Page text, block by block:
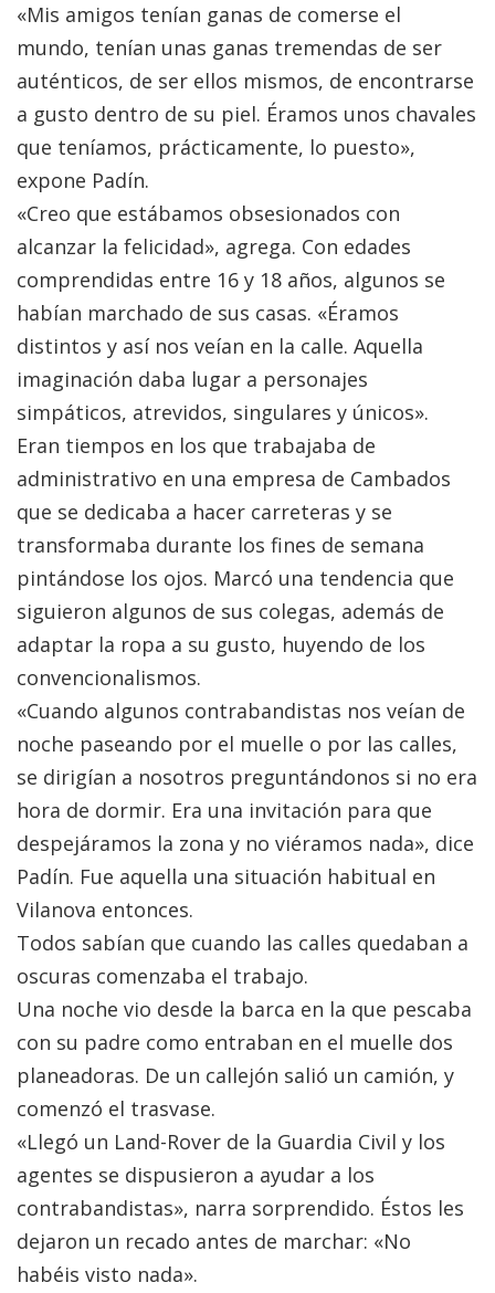
«Mis amigos tenían ganas de comerse el
mundo, tenían unas ganas tremendas de ser
auténticos, de ser ellos mismos, de encontrarse
a gusto dentro de su piel. Éramos unos chavales
que teníamos, prácticamente, lo puesto»,
expone Padín.
«Creo que estábamos obsesionados con
alcanzar la felicidad», agrega. Con edades
comprendidas entre 16 y 18 años, algunos se
habían marchado de sus casas. «Éramos
distintos y así nos veían en la calle. Aquella
imaginación daba lugar a personajes
simpáticos, atrevidos, singulares y únicos».
Eran tiempos en los que trabajaba de
administrativo en una empresa de Cambados
que se dedicaba a hacer carreteras y se
transformaba durante los fines de semana
pintándose los ojos. Marcó una tendencia que
siguieron algunos de sus colegas, además de
adaptar la ropa a su gusto, huyendo de los
convencionalismos.
«Cuando algunos contrabandistas nos veían de
noche paseando por el muelle o por las calles,
se dirigían a nosotros preguntándonos si no era
hora de dormir. Era una invitación para que
despejáramos la zona y no viéramos nada», dice
Padín. Fue aquella una situación habitual en
Vilanova entonces.
Todos sabían que cuando las calles quedaban a
oscuras comenzaba el trabajo.
Una noche vio desde la barca en la que pescaba
con su padre como entraban en el muelle dos
planeadoras. De un callejón salió un camión, y
comenzó el trasvase.
«Llegó un Land-Rover de la Guardia Civil y los
agentes se dispusieron a ayudar a los
contrabandistas», narra sorprendido. Éstos les
dejaron un recado antes de marchar: «No
habéis visto nada».